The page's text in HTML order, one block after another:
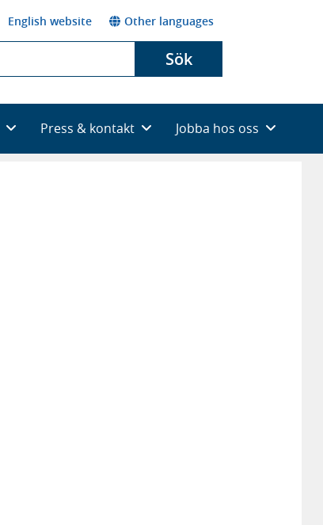
English website Other languages
Sök
Press & kontakt Jobba hos oss